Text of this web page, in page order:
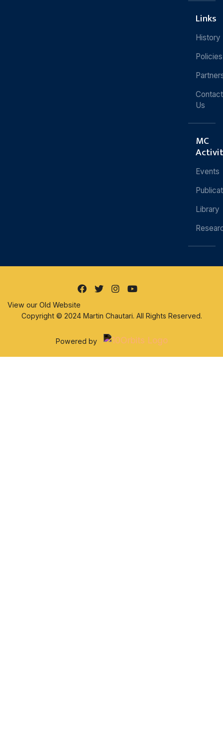
Links
History
Policies
Contact
Us
MC
Events
Library
View our Old Website
Copyright © 2024 Martin Chautari. All Rights Reserved.
Powered by